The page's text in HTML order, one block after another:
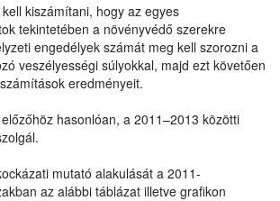
kiszámítani, hogy az egyes
tekintetében a növényvédő szerekre
engedélyek számát meg kell szorozni a
veszélyességi súlyokkal, majd ezt követően
eredményeit.
hasonlóan, a 2011–2013 közötti
mutató alakulását a 2011-
az alábbi táblázat illetve grafikon